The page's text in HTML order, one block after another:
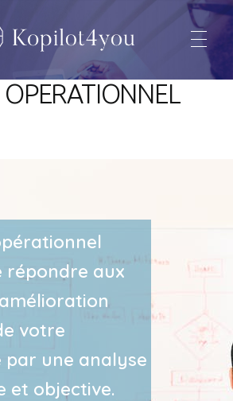
répondre aux
votre
par une analyse
et objective.